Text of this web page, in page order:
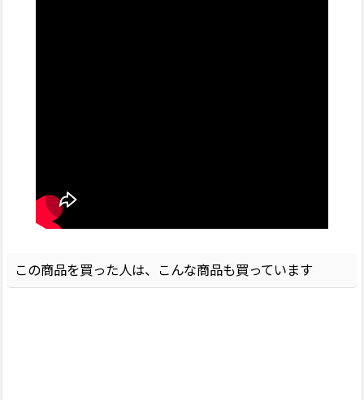
この商品を買った人は、こんな商品も買っています